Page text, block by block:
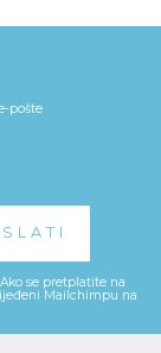
pošte
se pretplatite na
Mailchimpu na